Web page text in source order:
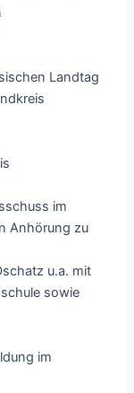
Landtag
im
Anhörung zu
u.a. mit
sowie
im